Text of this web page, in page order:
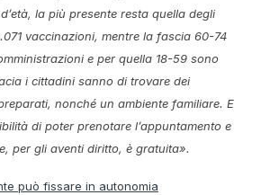
la più presente resta quella degli
vaccinazioni, mentre la fascia 60-74
e per quella 18-59 sono
i cittadini sanno di trovare dei
nonché un ambiente familiare. E
di poter prenotare l’appuntamento e
per gli aventi diritto, è gratuita».
può fissare in autonomia